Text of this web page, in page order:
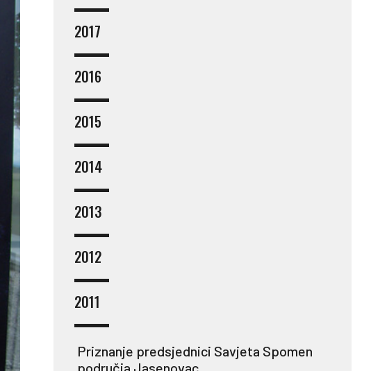
2017
2016
2015
2014
2013
2012
2011
Priznanje predsjednici Savjeta Spomen
područja Jasenovac